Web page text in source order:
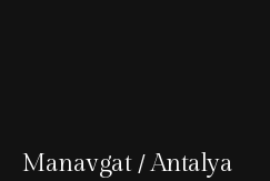
Manavgat / Antalya